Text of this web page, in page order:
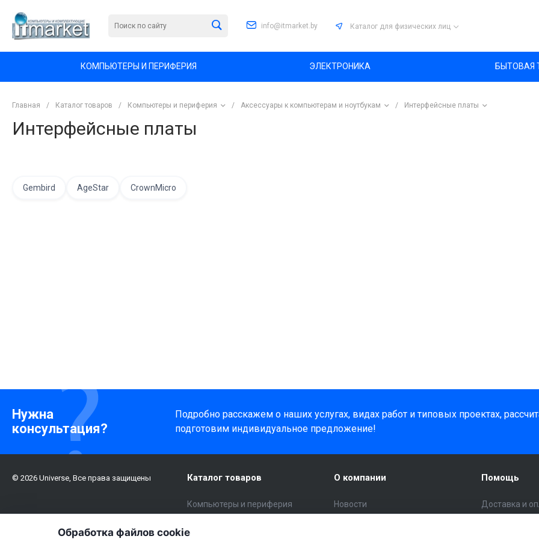
info@itmarket.by Каталог для физических лиц
КОМПЬЮТЕРЫ И ПЕРИФЕРИЯ ЭЛЕКТРОНИКА БЫТОВАЯ
Главная / Каталог товаров / Компьютеры и периферия / Аксессуары к компьютерам и ноутбукам / Интерфейсные платы
Интерфейсные платы
Gembird AgeStar CrownMicro
Нужна
консультация?
Подробно расскажем о наших услугах, видах работ и типовых проектах,
подготовим индивидуальное предложение!
© 2026 Universe, Все права защищены Каталог товаров
Компьютеры и периферия
О компании
Новости
Помощь
Доставка и
Обработка файлов cookie